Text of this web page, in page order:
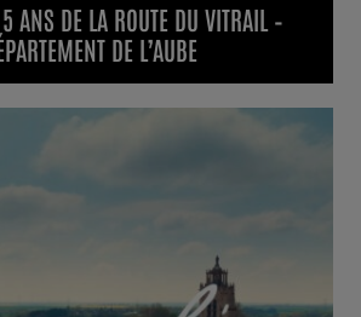
ANS DE LA ROUTE DU VITRAIL –
DE L’AUBE